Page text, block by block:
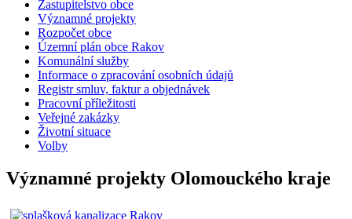
Zastupitelstvo obce
Významné projekty
Rozpočet obce
Územní plán obce Rakov
Komunální služby
Informace o zpracování osobních údajů
Registr smluv, faktur a objednávek
Pracovní příležitosti
Veřejné zakázky
Životní situace
Volby
Významné projekty Olomouckého kraje